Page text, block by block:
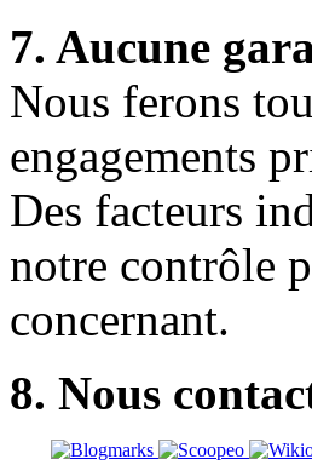
7. Aucune
Nous ferons
engagements
Des facteurs
notre contrôle
concernant.
8. Nous